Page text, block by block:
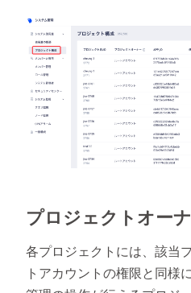
プロジェクトオー
各プロジェクトには、該当
トアカウントの権限と同様